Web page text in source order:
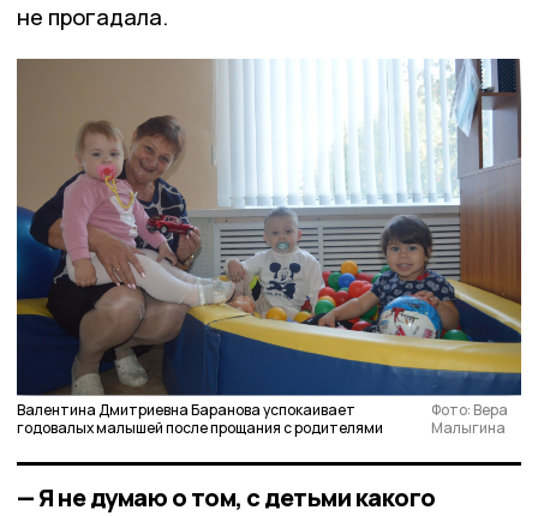
не прогадала.
Валентина Дмитриевна Баранова успокаивает
годовалых малышей после прощания с родителями
Фото: Вера
Малыгина
— Я не думаю о том, с детьми какого